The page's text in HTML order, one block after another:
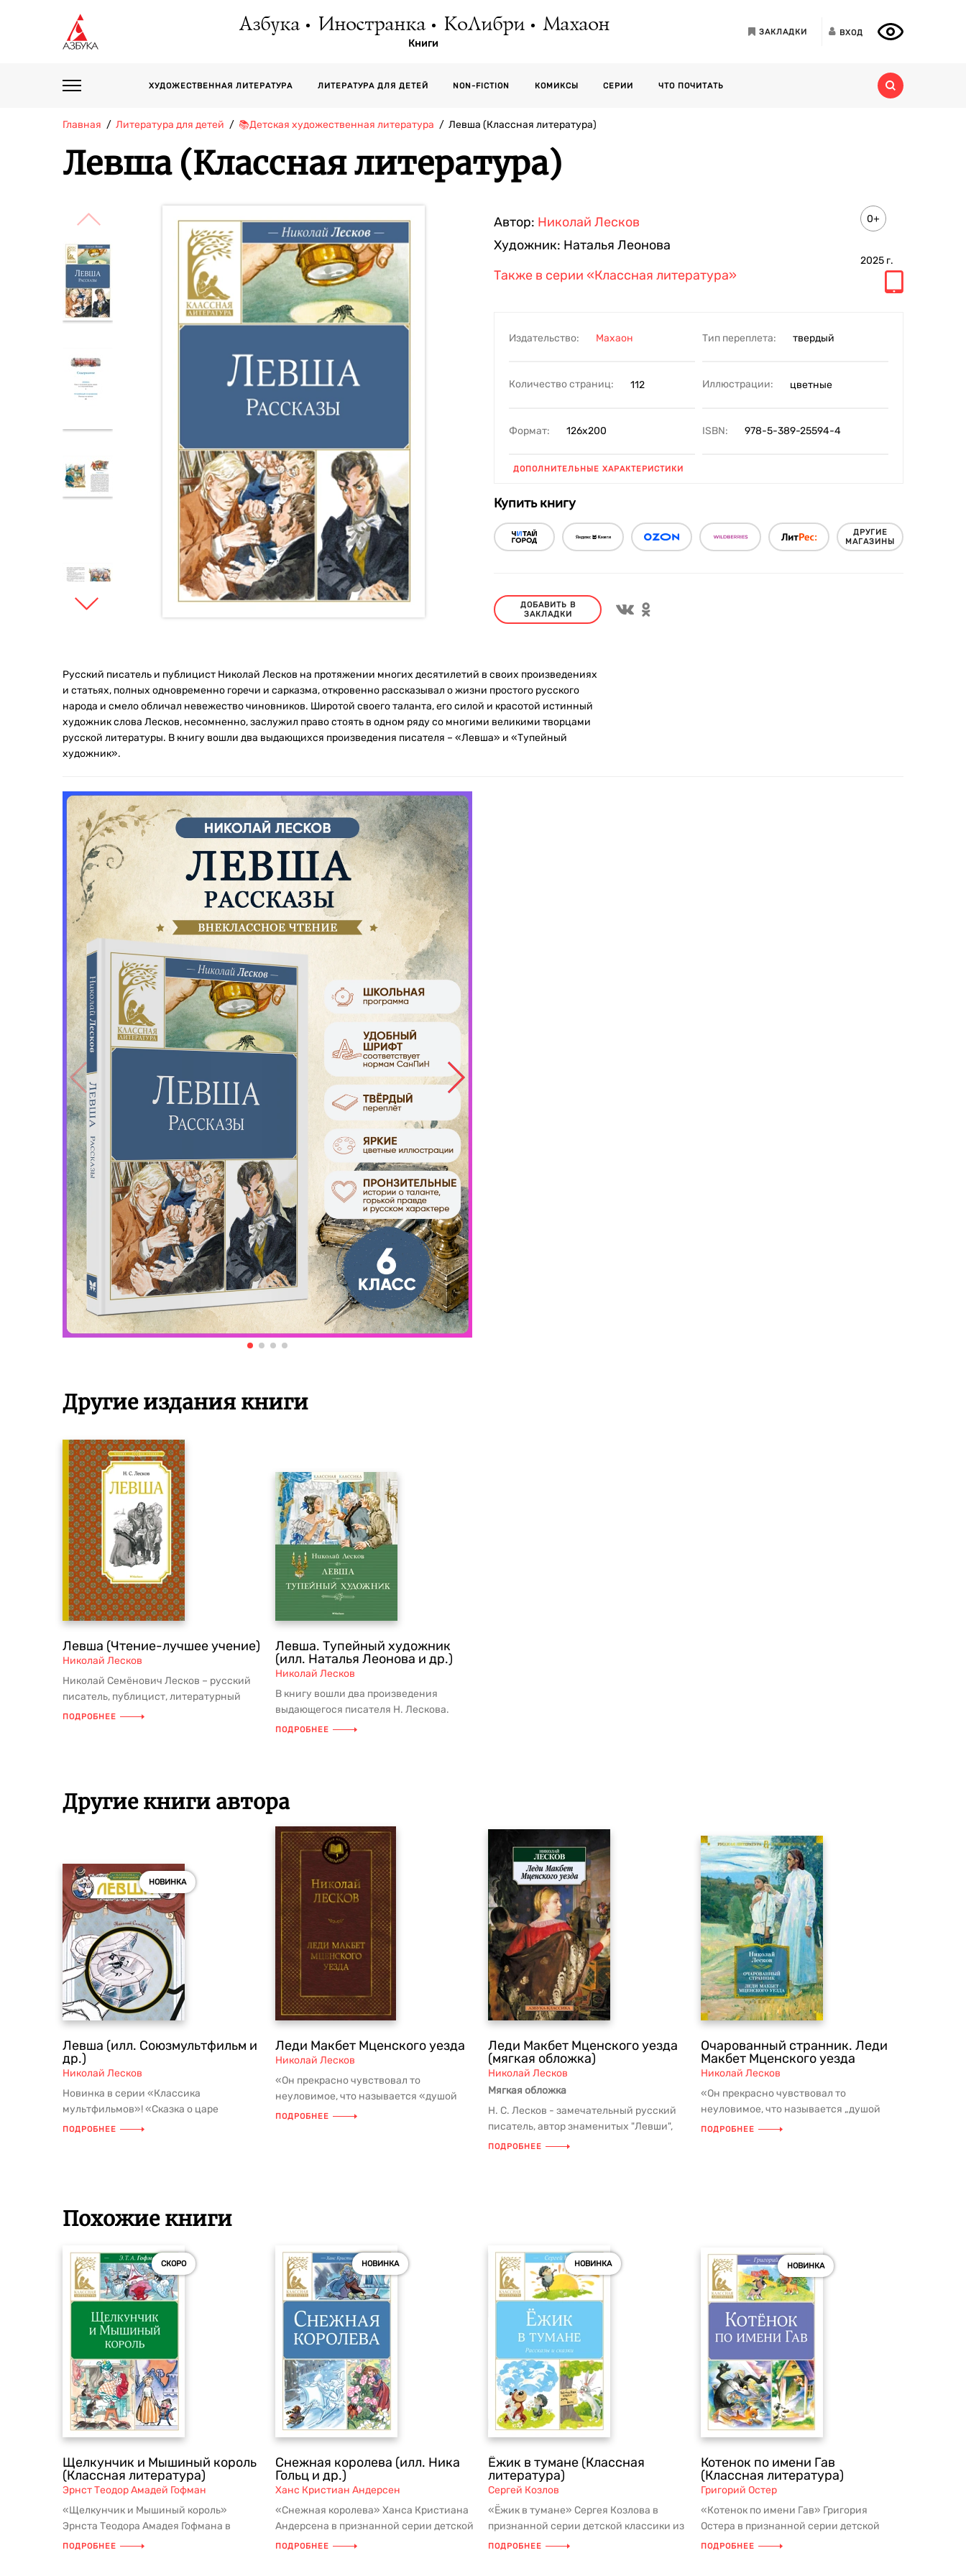
Азбука Иностранка КоЛибри Махаон
Книги
ЗАКЛАДКИ ВХОД
ХУДОЖЕСТВЕННАЯ ЛИТЕРАТУРА ЛИТЕРАТУРА ДЛЯ ДЕТЕЙ NON-FICTION КОМИКСЫ СЕРИИ ЧТО ПОЧИТАТЬ
Главная Литература для детей 📚Детская художественная литература Левша (Классная литература)
Левша (Классная литература)
Автор: Николай Лесков
Художник: Наталья Леонова
0+
2025 г.
Также в серии «Классная литература»
Издательство: Махаон Тип переплета: твердый
Количество страниц: 112 Иллюстрации: цветные
Формат: 126х200 ISBN: 978-5-389-25594-4
ДОПОЛНИТЕЛЬНЫЕ ХАРАКТЕРИСТИКИ
Купить книгу
ДРУГИЕ
МАГАЗИНЫ
ДОБАВИТЬ В
ЗАКЛАДКИ
Русский писатель и публицист Николай Лесков на протяжении многих десятилетий в своих произведениях
и статьях, полных одновременно горечи и сарказма, откровенно рассказывал о жизни простого русского
народа и смело обличал невежество чиновников. Широтой своего таланта, его силой и красотой истинный
художник слова Лесков, несомненно, заслужил право стоять в одном ряду со многими великими творцами
русской литературы. В книгу вошли два выдающихся произведения писателя – «Левша» и «Тупейный
художник».
Другие издания книги
Левша (Чтение-лучшее учение)
Николай Лесков
Николай Семёнович Лесков – русский
писатель, публицист, литературный
критик. На протяжении многих де...
ПОДРОБНЕЕ
Левша. Тупейный художник
(илл. Наталья Леонова и др.)
Николай Лесков
В книгу вошли два произведения
выдающегося писателя Н. Лескова.
"Левша" рассказывает историю
ПОДРОБНЕЕ
Другие книги автора
НОВИНКА
Левша (илл. Союзмультфильм и
др.)
Николай Лесков
Новинка в серии «Классика
мультфильмов»! «Сказка о царе
Салтане» Александра Сергеевича
ПОДРОБНЕЕ
Леди Макбет Мценского уезда
Николай Лесков
«Он прекрасно чувствовал то
неуловимое, что называется «душой
народа», — сказал М. Горький об
ПОДРОБНЕЕ
Леди Макбет Мценского уезда
(мягкая обложка)
Николай Лесков
Мягкая обложка
Н. С. Лесков - замечательный русский
писатель, автор знаменитых "Левши",
"Тупейного художника", "Оча...
ПОДРОБНЕЕ
Очарованный странник. Леди
Макбет Мценского уезда
Николай Лесков
«Он прекрасно чувствовал то
неуловимое, что называется „душой
народа“», — сказал М. Горький об автор...
ПОДРОБНЕЕ
Похожие книги
СКОРО
Щелкунчик и Мышиный король
(Классная литература)
Эрнст Теодор Амадей Гофман
«Щелкунчик и Мышиный король»
Эрнста Теодора Амадея Гофмана в
признанной серии детской классики из
ПОДРОБНЕЕ
НОВИНКА
Снежная королева (илл. Ника
Гольц и др.)
Ханс Кристиан Андерсен
«Снежная королева» Ханса Кристиана
Андерсена в признанной серии детской
классики из школьной програм...
ПОДРОБНЕЕ
НОВИНКА
Ёжик в тумане (Классная
литература)
Сергей Козлов
«Ёжик в тумане» Сергея Козлова в
признанной серии детской классики из
школьной программы и списков в...
ПОДРОБНЕЕ
НОВИНКА
Котенок по имени Гав
(Классная литература)
Григорий Остер
«Котенок по имени Гав» Григория
Остера в признанной серии детской
классики из школьной программы и с...
ПОДРОБНЕЕ